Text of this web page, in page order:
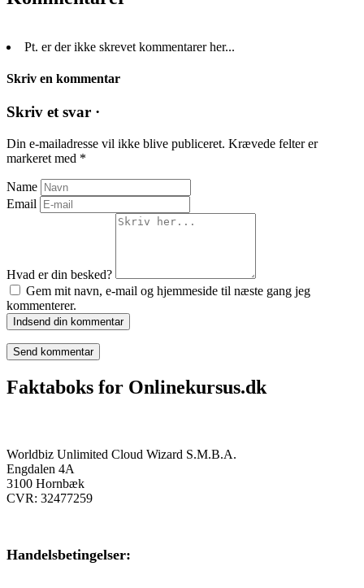
Pt. er der ikke skrevet kommentarer her...
Skriv en kommentar
Skriv et svar ·
Din e-mailadresse vil ikke blive publiceret. Krævede felter er
markeret med *
Name
Email
Hvad er din besked?
Gem mit navn, e-mail og hjemmeside til næste gang jeg
kommenterer.
Indsend din kommentar
Faktaboks for Onlinekursus.dk
Worldbiz Unlimited Cloud Wizard S.M.B.A.
Engdalen 4A
3100 Hornbæk
CVR: 32477259
Handelsbetingelser: